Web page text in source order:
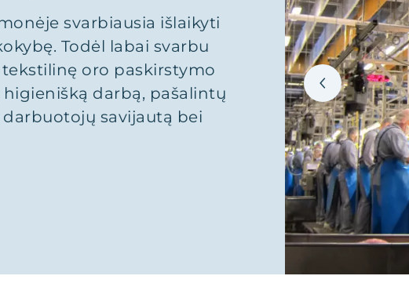
svarbiausia išlaikyti
Todėl labai svarbu
oro paskirstymo
darbą, pašalintų
savijautą bei